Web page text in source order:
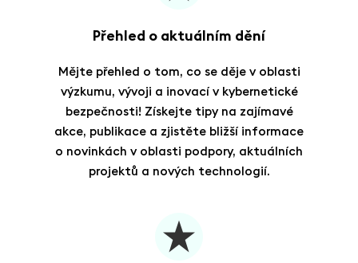
Přehled o aktuálním dění
Mějte přehled o tom, co se děje v oblasti
výzkumu, vývoji a inovací v kybernetické
bezpečnosti! Získejte tipy na zajímavé
akce, publikace a zjistěte bližší informace
o novinkách v oblasti podpory, aktuálních
projektů a nových technologií.